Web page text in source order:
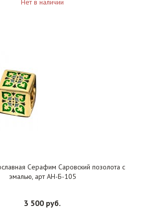
Нет в наличии
Серафим Саровский позолота с
эмалью, арт АН-Б-105
3 500 руб.